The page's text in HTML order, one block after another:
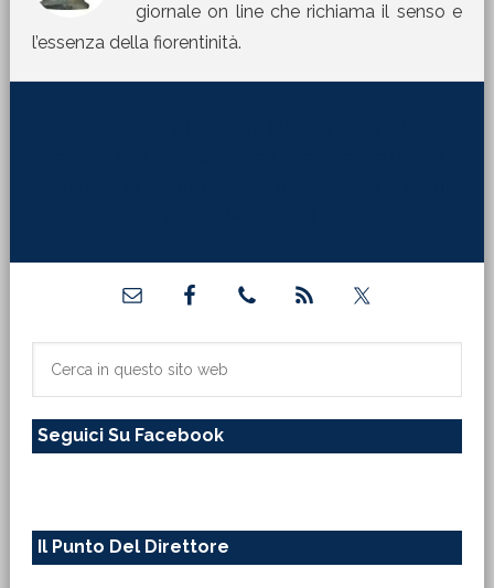
giornale on line che richiama il senso e
l’essenza della fiorentinità.
primaria
sito
Seguici Su Facebook
Il Punto Del Direttore